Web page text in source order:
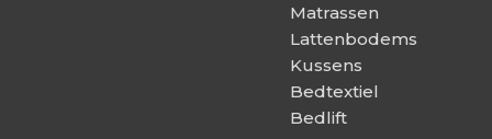
Matrassen
Lattenbodems
Kussens
Bedtextiel
Bedlift